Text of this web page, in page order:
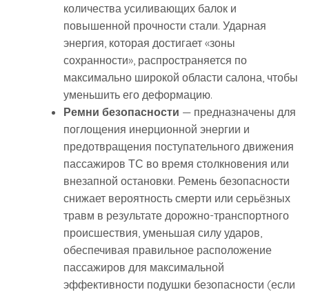
количества усиливающих балок и
повышенной прочности стали. Ударная
энергия, которая достигает «зоны
сохранности», распространяется по
максимально широкой области салона, чтобы
уменьшить его деформацию.
Ремни безопасности — предназначены для
поглощения инерционной энергии и
предотвращения поступательного движения
пассажиров ТС во время столкновения или
внезапной остановки. Ремень безопасности
снижает вероятность смерти или серьёзных
травм в результате дорожно-транспортного
происшествия, уменьшая силу ударов,
обеспечивая правильное расположение
пассажиров для максимальной
эффективности подушки безопасности (если